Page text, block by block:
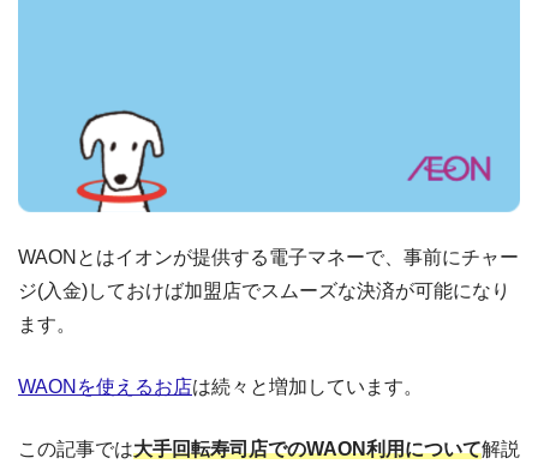
WAONとはイオンが提供する電子マネーで、事前にチャー
ジ(入金)しておけば加盟店でスムーズな決済が可能になり
ます。
WAONを使えるお店は続々と増加しています。
この記事では大手回転寿司店でのWAON利用について解説